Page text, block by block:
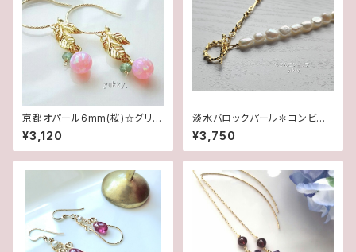
京都オパール6mm(桜)☆グリー
ンアパタイト＊リーフ14Kgfグリ
ッターピアス
¥3,120
淡水バロックパール✽コンビチ
ェーンネックレス★
¥3,750